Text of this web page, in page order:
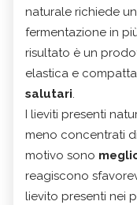
naturale richiede
fermentazione in
risultato è un
elastica e
salutari.
I lieviti presenti
meno concentrati
motivo sono
reagiscono
lievito presenti nei